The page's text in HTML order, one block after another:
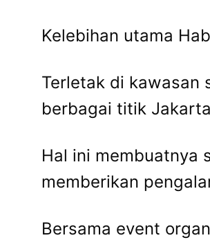
Kelebihan utama
Terletak di kawasan
berbagai titik
Hal ini membuatnya
memberikan
Bersama event